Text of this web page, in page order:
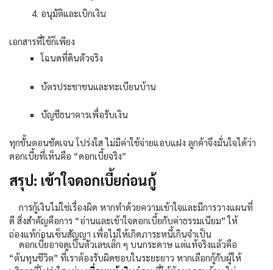
อนุมัติและเบิกเงิน
เอกสารที่ใช้ก็เพียง
โฉนดที่ดินตัวจริง
บัตรประชาชนและทะเบียนบ้าน
บัญชีธนาคารเพื่อรับเงิน
ทุกขั้นตอนชัดเจน โปร่งใส ไม่มีค่าใช้จ่ายแอบแฝง ลูกค้าจึงมั่นใจได้ว่า
ดอกเบี้ยที่เห็นคือ “ดอกเบี้ยจริง”
สรุป: เข้าใจดอกเบี้ยก่อนกู้
การกู้เงินไม่ใช่เรื่องผิด หากทำด้วยความเข้าใจและมีการวางแผนที่
ดี สิ่งสำคัญคือการ “อ่านและเข้าใจดอกเบี้ยกับค่าธรรมเนียม” ให้
ถ่องแท้ก่อนเซ็นสัญญา เพื่อไม่ให้เกิดภาระหนี้เกินจำเป็น
ดอกเบี้ยอาจดูเป็นตัวเลขเล็ก ๆ บนกระดาษ แต่แท้จริงแล้วคือ
“ต้นทุนชีวิต” ที่เราต้องรับผิดชอบในระยะยาว หากเลือกกู้กับผู้ให้